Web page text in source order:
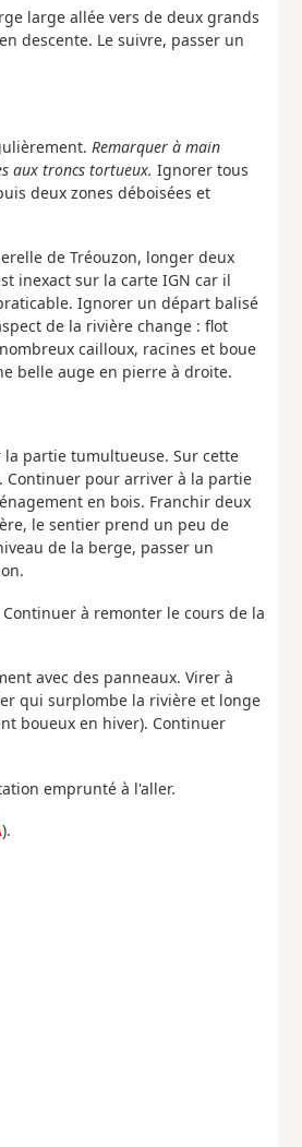
large allée vers de deux grands
descente. Le suivre, passer un
Remarquer à main
aux troncs tortueux. Ignorer tous
deux zones déboisées et
de Tréouzon, longer deux
inexact sur la carte IGN car il
Ignorer un départ balisé
de la rivière change : flot
cailloux, racines et boue
belle auge en pierre à droite.
partie tumultueuse. Sur cette
Continuer pour arriver à la partie
en bois. Franchir deux
le sentier prend un peu de
de la berge, passer un
à remonter le cours de la
avec des panneaux. Virer à
qui surplombe la rivière et longe
boueux en hiver). Continuer
emprunté à l'aller.
).